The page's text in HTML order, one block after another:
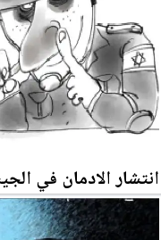
انتشار الادمان في